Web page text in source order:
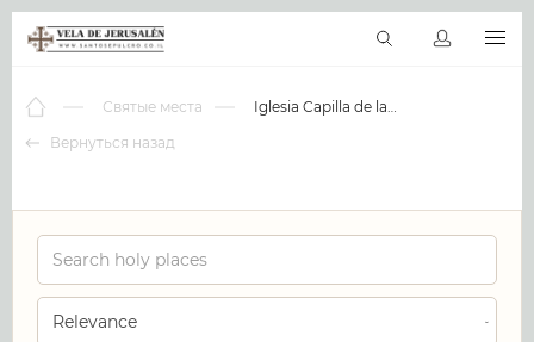
Виртуальные туры
RU
Вернуться назад
Святые места Iglesia Capilla de la Natividad de Maria